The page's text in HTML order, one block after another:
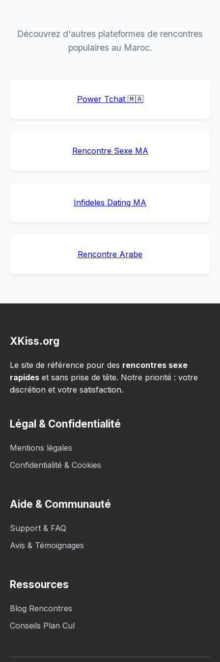
Découvrez d'autres plateformes de rencontres
populaires au Maroc.
Power Tchat 🇲🇦
Rencontre Sexe MA
Infideles Dating MA
Rencontre Arabe
XKiss.org
Le site de référence pour des rencontres sexe
rapides et sans prise de tête. Notre priorité : votre
discrétion et votre satisfaction.
Légal & Confidentialité
Mentions légales
Confidentialité & Cookies
Aide & Communauté
Support & FAQ
Avis & Témoignages
Ressources
Blog Rencontres
Conseils Plan Cul